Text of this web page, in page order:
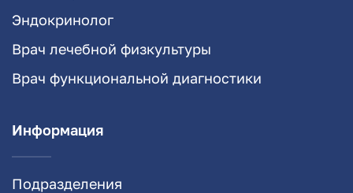
Эндокринолог
Врач лечебной физкультуры
Врач функциональной диагностики
Информация
Подразделения